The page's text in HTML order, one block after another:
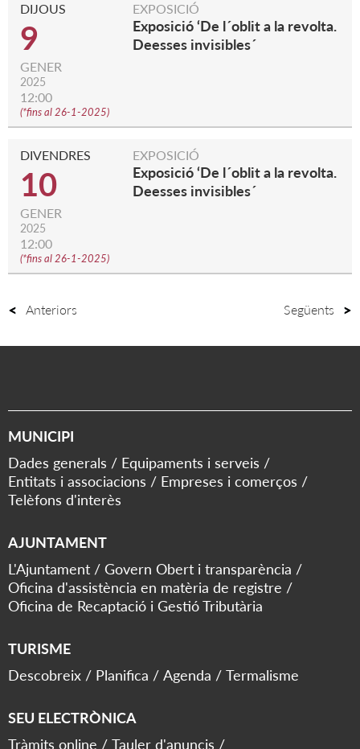
DIJOUS
9
GENER
2025
12:00
(*fins al 26-1-2025)
EXPOSICIÓ
Exposició ‘De l´oblit a la revolta.
Deesses invisibles´
DIVENDRES
10
GENER
2025
12:00
(*fins al 26-1-2025)
EXPOSICIÓ
Exposició ‘De l´oblit a la revolta.
Deesses invisibles´
Anteriors Següents
MUNICIPI
Dades generals
Equipaments i serveis
Entitats i associacions
Empreses i comerços
Telèfons d'interès
AJUNTAMENT
L'Ajuntament
Govern Obert i transparència
Oficina d'assistència en matèria de registre
Oficina de Recaptació i Gestió Tributària
TURISME
Descobreix
Planifica Agenda Termalisme
SEU ELECTRÒNICA
Tràmits online
Tauler d'anuncis